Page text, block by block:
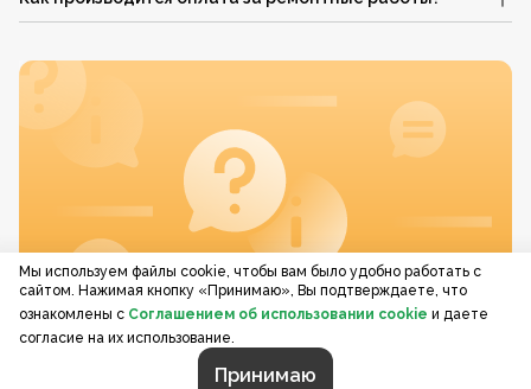
Мы используем файлы cookie, чтобы вам было удобно работать с
сайтом. Нажимая кнопку «Принимаю», Вы подтверждаете, что
ознакомлены с Соглашением об использовании cookie и даете
согласие на их использование.
Принимаю